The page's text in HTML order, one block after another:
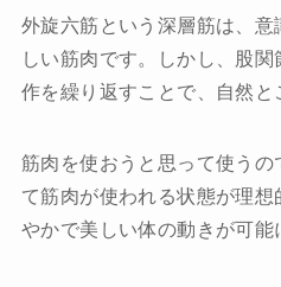
外旋六筋という深層筋は、
しい筋肉です。しかし、股
作を繰り返すことで、自然と
筋肉を使おうと思って使う
て筋肉が使われる状態が理
やかで美しい体の動きが可能